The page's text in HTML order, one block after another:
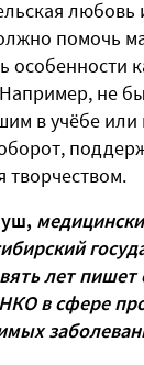
любовь
помочь
особенности
не
в учёбе
творчеством.
лет пишет
в сфере